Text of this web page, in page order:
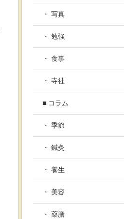
・ 写真
・ 勉強
・ 食事
・ 寺社
■ コラム
・ 季節
・ 鍼灸
・ 養生
・ 美容
・ 薬膳